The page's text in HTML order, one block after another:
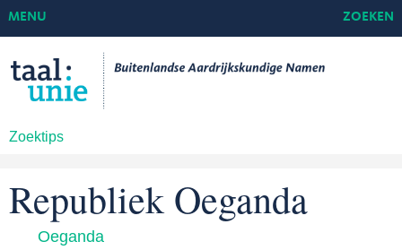
Zoektips
MENU ZOEKEN
Republiek Oeganda
Oeganda